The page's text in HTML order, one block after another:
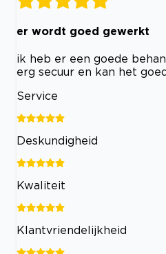
er wordt goed gewerkt
ik heb er een goede
erg secuur en kan het
Service
Deskundigheid
Kwaliteit
Klantvriendelijkheid